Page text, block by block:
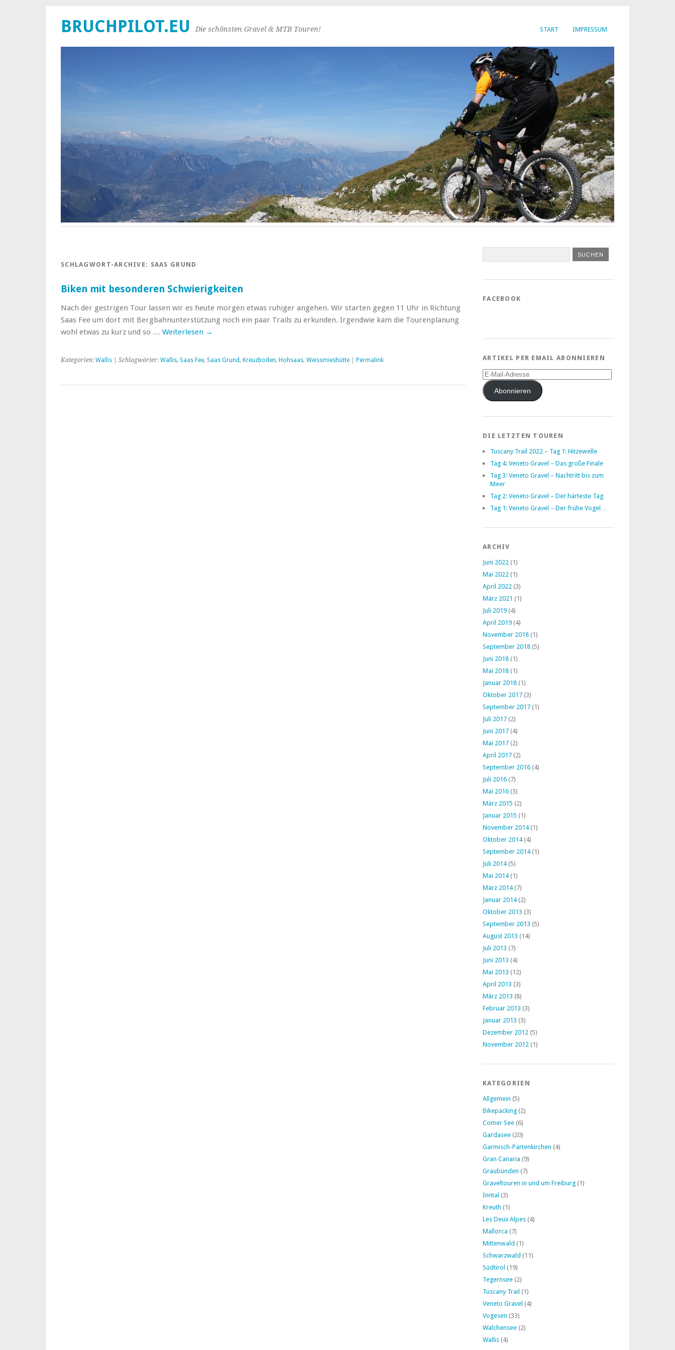
START IMPRESSUM
BRUCHPILOT.EU Die schönsten Gravel & MTB Touren!
SCHLAGWORT-ARCHIVE: SAAS GRUND
Biken mit besonderen Schwierigkeiten
Nach der gestrigen Tour lassen wir es heute morgen etwas ruhiger angehen. Wir starten gegen 11 Uhr in Richtung
Saas Fee um dort mit Bergbahnunterstützung noch ein paar Trails zu erkunden. Irgendwie kam die Tourenplanung
wohl etwas zu kurz und so … Weiterlesen →
Kategorien: Wallis | Schlagwörter: Wallis, Saas Fee, Saas Grund, Kreuzboden, Hohsaas, Weissmieshütte Permalink
FACEBOOK
ARTIKEL PER EMAIL ABONNIEREN
E-
Mail-
AdresseAbonnieren
DIE LETZTEN TOUREN
Tuscany Trail 2022 – Tag 1: Hitzewelle
Tag 4: Veneto Gravel – Das große Finale
Tag 3: Veneto Gravel – Nachtritt bis zum
Meer
Tag 2: Veneto Gravel – Der härteste Tag
Tag 1: Veneto Gravel – Der frühe Vogel…
ARCHIV
Juni 2022 (1)
Mai 2022 (1)
April 2022 (3)
März 2021 (1)
Juli 2019 (4)
April 2019 (4)
November 2018 (1)
September 2018 (5)
Juni 2018 (1)
Mai 2018 (1)
Januar 2018 (1)
Oktober 2017 (3)
September 2017 (1)
Juli 2017 (2)
Juni 2017 (4)
Mai 2017 (2)
April 2017 (2)
September 2016 (4)
Juli 2016 (7)
Mai 2016 (3)
März 2015 (2)
Januar 2015 (1)
November 2014(1)
Oktober 2014(4)
September 2014(1)
Juli 2014(5)
Mai 2014(1)
März 2014(7)
Januar 2014(2)
Oktober 2013 (3)
September 2013 (5)
August 2013 (14)
Juli 2013 (7)
Juni 2013 (4)
Mai 2013 (12)
April 2013 (3)
März 2013 (8)
Februar 2013 (3)
Januar 2013 (3)
Dezember 2012 (5)
November 2012 (1)
KATEGORIEN
Allgemein (5)
Bikepacking (2)
Comer See (6)
Gardasee (20)
Garmisch-Partenkirchen (4)
Gran Canaria (9)
Graubünden (7)
Graveltouren in und um Freiburg (1)
Inntal (3)
Kreuth (1)
Les Deux Alpes (4)
Mallorca (7)
Mittenwald (1)
Schwarzwald (11)
Südtirol (19)
Tegernsee (2)
Tuscany Trail (1)
Veneto Gravel (4)
Vogesen (33)
Walchensee (2)
Wallis (4)